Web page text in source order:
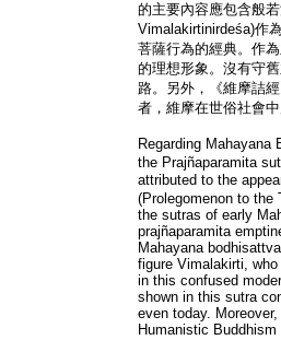
的主要內容應包含般
Vimalakirtinirdeśa)作
菩薩行為的經典。作
的理想形象。沒有守
路。另外，《維摩詰
者，維摩在世俗社會
Regarding
the Prajñaparamita
attributed to the
(Prolegomenon to
the sutras of early
prajñaparamita
Mahayana
figure Vimalakirti,
in this confused
shown in this sutra
even today.
Humanistic